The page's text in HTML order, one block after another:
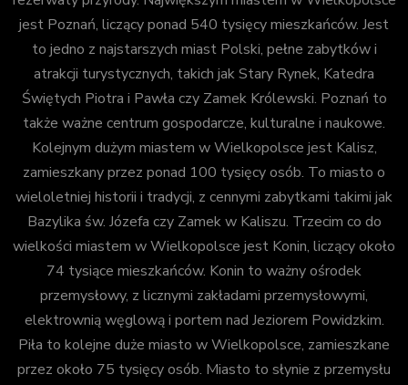
jest Poznań, liczący ponad 540 tysięcy mieszkańców. Jest
to jedno z najstarszych miast Polski, pełne zabytków i
atrakcji turystycznych, takich jak Stary Rynek, Katedra
Świętych Piotra i Pawła czy Zamek Królewski. Poznań to
także ważne centrum gospodarcze, kulturalne i naukowe.
Kolejnym dużym miastem w Wielkopolsce jest Kalisz,
zamieszkany przez ponad 100 tysięcy osób. To miasto o
wieloletniej historii i tradycji, z cennymi zabytkami takimi jak
Bazylika św. Józefa czy Zamek w Kaliszu. Trzecim co do
wielkości miastem w Wielkopolsce jest Konin, liczący około
74 tysiące mieszkańców. Konin to ważny ośrodek
przemysłowy, z licznymi zakładami przemysłowymi,
elektrownią węglową i portem nad Jeziorem Powidzkim.
Piła to kolejne duże miasto w Wielkopolsce, zamieszkane
przez około 75 tysięcy osób. Miasto to słynie z przemysłu